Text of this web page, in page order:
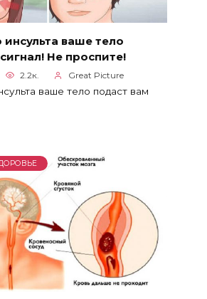
ваше тело
Не проспите!
2.2к. Great Picture
ваше тело подаст вам